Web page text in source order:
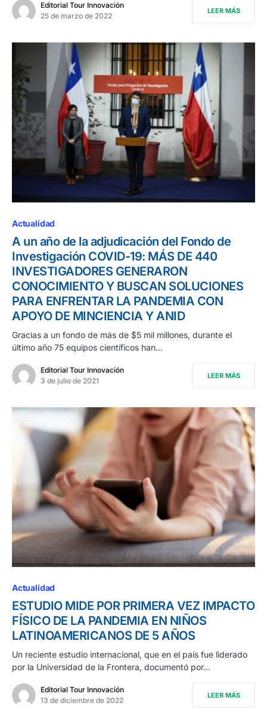
Editorial Tour Innovación
25 de marzo de 2022
LEER MÁS
Actualidad
A un año de la adjudicación del Fondo de
Investigación COVID-19: MÁS DE 440
INVESTIGADORES GENERARON
CONOCIMIENTO Y BUSCAN SOLUCIONES
PARA ENFRENTAR LA PANDEMIA CON
APOYO DE MINCIENCIA Y ANID
Gracias a un fondo de más de $5 mil millones, durante el
último año 75 equipos científicos han…
Editorial Tour Innovación
3 de julio de 2021
LEER MÁS
Actualidad
ESTUDIO MIDE POR PRIMERA VEZ IMPACTO
FÍSICO DE LA PANDEMIA EN NIÑOS
LATINOAMERICANOS DE 5 AÑOS
Un reciente estudio internacional, que en el país fue liderado
por la Universidad de la Frontera, documentó por…
Editorial Tour Innovación
13 de diciembre de 2022
LEER MÁS